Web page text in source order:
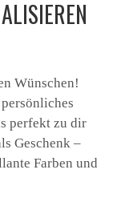
Wünschen!
perfekt zu dir
Geschenk –
Farben und